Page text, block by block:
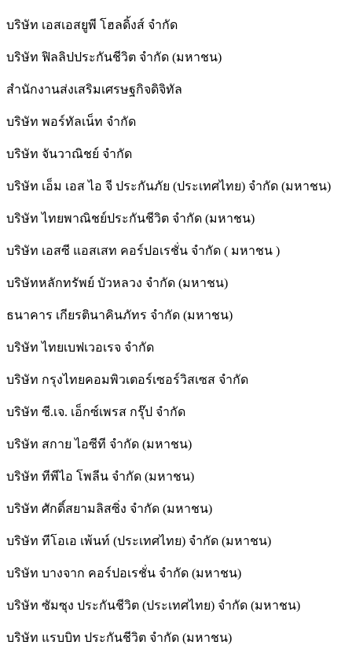
บริษัท เอสเอสยูพี โฮลดิ้งส์ จำกัด
บริษัท ฟิลลิปประกันชีวิต จำกัด (มหาชน)
สํานักงานส่งเสริมเศรษฐกิจดิจิทัล
บริษัท พอร์ทัลเน็ท จำกัด
บริษัท จันวาณิชย์ จำกัด
บริษัท เอ็ม เอส ไอ จี ประกันภัย (ประเทศไทย) จำกัด (มหาชน)
บริษัท ไทยพาณิชย์ประกันชีวิต จำกัด (มหาชน)
บริษัท เอสซี แอสเสท คอร์ปอเรชั่น จำกัด ( มหาชน )
บริษัทหลักทรัพย์ บัวหลวง จำกัด (มหาชน)
ธนาคาร เกียรตินาคินภัทร จำกัด (มหาชน)
บริษัท ไทยเบฟเวอเรจ จำกัด
บริษัท กรุงไทยคอมพิวเตอร์เซอร์วิสเซส จำกัด
บริษัท ซี.เจ. เอ็กซ์เพรส กรุ๊ป จำกัด
บริษัท สกาย ไอซีที จำกัด (มหาชน)
บริษัท ทีพีไอ โพลีน จำกัด (มหาชน)
บริษัท ศักดิ์สยามลิสซิ่ง จำกัด (มหาชน)
บริษัท ทีโอเอ เพ้นท์ (ประเทศไทย) จำกัด (มหาชน)
บริษัท บางจาก คอร์ปอเรชั่น จำกัด (มหาชน)
บริษัท ซัมซุง ประกันชีวิต (ประเทศไทย) จำกัด (มหาชน)
บริษัท แรบบิท ประกันชีวิต จำกัด (มหาชน)